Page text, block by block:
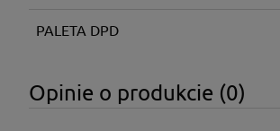
PALETA DPD
Opinie o produkcie (0)